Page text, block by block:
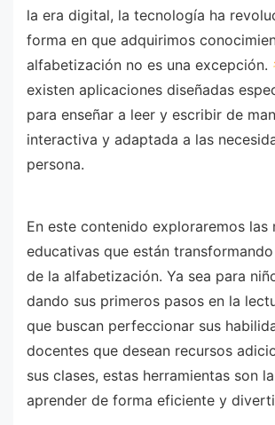
la era digital, la tecnología ha
forma en que adquirimos
alfabetización no es una excepción.
existen aplicaciones diseñadas
para enseñar a leer y escribir de
interactiva y adaptada a las
persona.
En este contenido exploraremos las
educativas que están
de la alfabetización. Ya sea para
dando sus primeros pasos en la
que buscan perfeccionar sus
docentes que desean recursos
sus clases, estas herramientas son
aprender de forma eficiente y